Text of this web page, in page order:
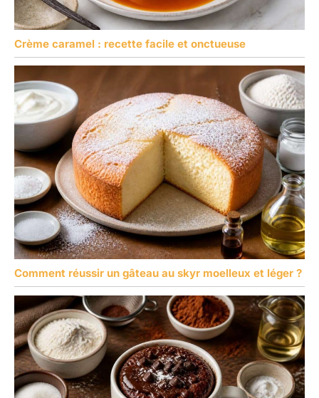
Crème caramel : recette facile et onctueuse
Comment réussir un gâteau au skyr moelleux et léger ?